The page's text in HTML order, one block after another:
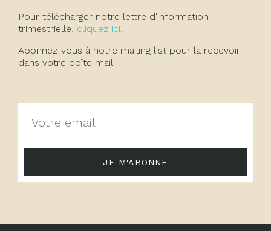
Pour télécharger notre lettre d'information
trimestrielle, cliquez ici.
Abonnez-vous à notre mailing list pour la recevoir
dans votre boîte mail.
JE M'ABONNE